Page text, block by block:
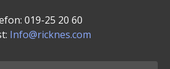
019-25 20 60
Info@ricknes.com